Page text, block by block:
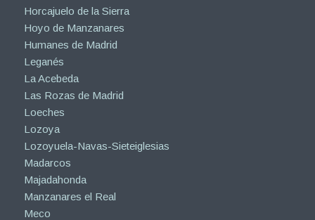
Horcajuelo de la Sierra
Hoyo de Manzanares
Humanes de Madrid
Leganés
La Acebeda
Las Rozas de Madrid
Loeches
Lozoya
Lozoyuela-Navas-Sieteiglesias
Madarcos
Majadahonda
Manzanares el Real
Meco